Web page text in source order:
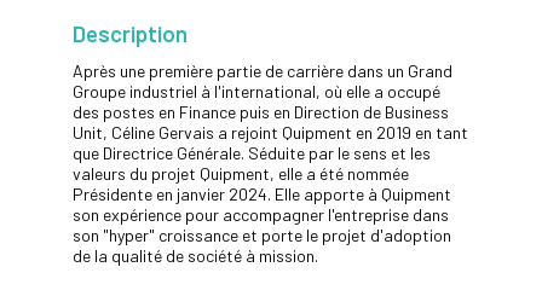
Description
Après une première partie de carrière dans un Grand
Groupe industriel à l'international, où elle a occupé
des postes en Finance puis en Direction de Business
Unit, Céline Gervais a rejoint Quipment en 2019 en tant
que Directrice Générale. Séduite par le sens et les
valeurs du projet Quipment, elle a été nommée
Présidente en janvier 2024. Elle apporte à Quipment
son expérience pour accompagner l'entreprise dans
son "hyper" croissance et porte le projet d'adoption
de la qualité de société à mission.